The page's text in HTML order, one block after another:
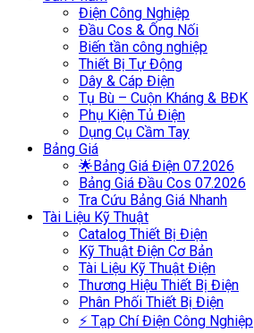
Điện Công Nghiệp
Đầu Cos & Ống Nối
Biến tần công nghiệp
Thiết Bị Tự Động
Dây & Cáp Điện
Tụ Bù – Cuộn Kháng & BĐK
Phụ Kiện Tủ Điện
Dụng Cụ Cầm Tay
Bảng Giá
🌟Bảng Giá Điện 07.2026
Bảng Giá Đầu Cos 07.2026
Tra Cứu Bảng Giá Nhanh
Tài Liệu Kỹ Thuật
Catalog Thiết Bị Điện
Kỹ Thuật Điện Cơ Bản
Tài Liệu Kỹ Thuật Điện
Thương Hiệu Thiết Bị Điện
Phân Phối Thiết Bị Điện
⚡ Tạp Chí Điện Công Nghiệp